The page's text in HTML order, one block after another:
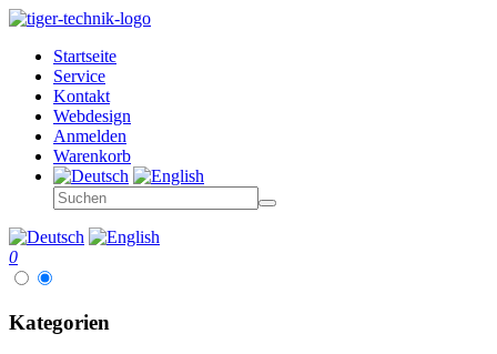
Startseite
Service
Kontakt
Webdesign
Anmelden
Warenkorb
0
Kategorien